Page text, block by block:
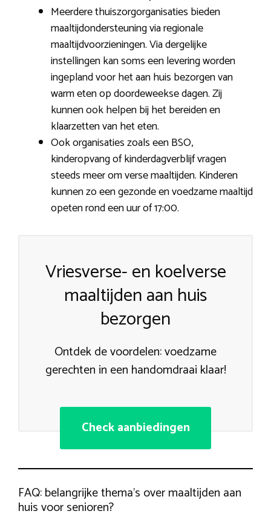
Meerdere thuiszorgorganisaties bieden
maaltijdondersteuning via regionale
maaltijdvoorzieningen. Via dergelijke
instellingen kan soms een levering worden
ingepland voor het aan huis bezorgen van
warm eten op doordeweekse dagen. Zij
kunnen ook helpen bij het bereiden en
klaarzetten van het eten.
Ook organisaties zoals een BSO,
kinderopvang of kinderdagverblijf vragen
steeds meer om verse maaltijden. Kinderen
kunnen zo een gezonde en voedzame maaltijd
opeten rond een uur of 17:00.
Vriesverse- en koelverse
maaltijden aan huis
bezorgen
Ontdek de voordelen: voedzame
gerechten in een handomdraai klaar!
Check aanbiedingen
FAQ: belangrijke thema’s over maaltijden aan
huis voor senioren?